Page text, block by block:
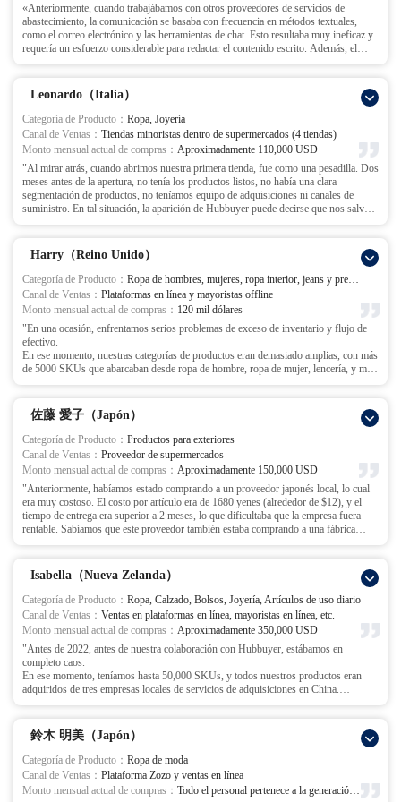
«Anteriormente, cuando trabajábamos con otros proveedores de servicios de
abastecimiento, la comunicación se basaba con frecuencia en métodos textuales,
como el correo electrónico y las herramientas de chat. Esto resultaba muy ineficaz y
requería un esfuerzo considerable para redactar el contenido escrito. Además, el
días, lo que a menudo nos hacía perder los periodos de mayor venta y daba lugar a
índices de rotación de inventario muy bajos.
Desde que nos asociamos con Hubbuyer, ahora discutimos los asuntos complejos
directamente por teléfono o Zoom con su equipo, resolviendo los problemas de
forma conjunta. Esto ha mejorado significativamente la eficiencia de la comunicación
y la velocidad de procesamiento de los pedidos. Gracias a la estrecha colaboración
con Hubbuyer, el tiempo de entrega desde que realizamos el pedido hasta su envío
se ha reducido a entre 5 y 7 días. La rotación de inventario y la utilización del capital
se han triplicado, lo que ha aliviado sustancialmente nuestras necesidades de
financiación operativa. Nuestra colaboración con Hubbuyer se ha prolongado
constante. Esperamos mantener una colaboración duradera con Hubbuyer.
Leonardo（Italia）
Categoría de Producto： Ropa, Joyería
Canal de Ventas： Tiendas minoristas dentro de supermercados (4 tiendas)
Monto mensual actual de compras： Aproximadamente 110,000 USD
"Al mirar atrás, cuando abrimos nuestra primera tienda, fue como una pesadilla. Dos
meses antes de la apertura, no tenía los productos listos, no había una clara
segmentación de productos, no teníamos equipo de adquisiciones ni canales de
suministro. En tal situación, la aparición de Hubbuyer puede decirse que nos salvó.
plazos. Como no tenía un equipo de selección de productos, ellos también
estuvieron dispuestos a ayudar con el proceso de selección.
El objetivo fue fijado para mujeres jóvenes de alrededor de 20 años, con 1000
SKUs de ropa y joyería, con 20 unidades por SKU para ventas de prueba. También
establecimos estándares de inspección y plazos de envío.
Tiempo de selección de productos: 5 días
Comunicación con los fabricantes, adquisiciones, inspección, reemplazo de OPP,
etiquetas, etiquetas de lavado, pegatinas, servicios de optimización de productos y
envío: 20 días
Un total de no más de 25 días para enviar todos los productos a tiempo para la
productos, el equipo seguía comunicándose conmigo, trabajando horas extra hasta
las 10 PM o incluso más tarde cada día para finalizar los 1000 SKUs. De hecho, lo
completaron en solo 5 días, lo que aumentó enormemente mi confianza.
Inicialmente, pensé que definitivamente íbamos a retrasar la apertura, pero como el
equipo de Hubbuyer lo dio todo, terminaron todo el envío 10 días antes. Todos los
productos llegaron a tiempo y la apertura fue un éxito.
Más tarde, seguí el consejo de Hubbuyer y contraté un selector de productos
profesional para coordinar con su equipo. Nuestra cooperación con Hubbuyer se
volvió cada vez más fluida, y expandimos nuestra operación de 1 tienda a 4 tiendas.
Ellos son como un departamento profesional de adquisiciones local en China para
Harry（Reino Unido）
Categoría de Producto： Ropa de hombres, mujeres, ropa interior, jeans y prendas
Canal de Ventas： Plataformas en línea y mayoristas offline
Monto mensual actual de compras： 120 mil dólares
"En una ocasión, enfrentamos serios problemas de exceso de inventario y flujo de
efectivo.
En ese momento, nuestras categorías de productos eran demasiado amplias, con más
de 5000 SKUs que abarcaban desde ropa de hombre, ropa de mujer, lencería, y más.
línea.
El punto de inflexión llegó en una exposición, donde tuvimos el privilegio de
conocer al equipo de Hubbuyer. Después de la exposición, visitamos su empresa.
Después de entender nuestra situación, no nos apresuraron a hacer pedidos a ciegas;
en cambio, se tomaron el tiempo para ayudarnos a reevaluar nuestra situación actual.
Hicieron una sugerencia valiosa: 'En lugar de ser amplios y generales, es mejor
enfocarse en una categoría central, refinarla y construir una marca para esa categoría.
Luego, usa el efecto de marca para impulsar otras categorías.' Después de esta
discusión, decidimos concentrar todos nuestros recursos en los jeans.
Esta decisión resultó ser la correcta.
continuamente telas, diseños y procesos de producción. Nuestros costos generales
se redujeron en un 30%, lo que nos permitió crear un producto de marca con nuestra
propia competitividad central.
Ahora, hemos logrado entrar en el top cinco de la categoría de jeans en una gran
plataforma en línea, y nuestro negocio mayorista offline también ha experimentado
un crecimiento constante. Hubbuyer no es solo un proveedor; son un socio que ha
trabajado junto a nosotros, enfrentando desafíos juntos y ayudándonos a superar las
dificultades."
佐藤 愛子（Japón）
Categoría de Producto： Productos para exteriores
Canal de Ventas： Proveedor de supermercados
Monto mensual actual de compras： Aproximadamente 150,000 USD
"Anteriormente, habíamos estado comprando a un proveedor japonés local, lo cual
era muy costoso. El costo por artículo era de 1680 yenes (alrededor de $12), y el
tiempo de entrega era superior a 2 meses, lo que dificultaba que la empresa fuera
rentable. Sabíamos que este proveedor también estaba comprando a una fábrica
En nuestra comunicación, describí las necesidades de desarrollo de productos y las
cantidades pre-pedido basadas en imágenes de productos, y dos días después,
Hubbuyer me presentó una cotización con un precio ex-fábrica de $5.20 por
artículo.
¡Me sorprendí! El precio ex-fábrica era menos de la mitad del precio original.
Con los consejos y el completo apoyo de Hubbuyer durante todo el proceso,
recibimos rápidamente muestras de productos y el primer lote de productos
fabricados por la fábrica, y la calidad cumplió con nuestros estándares.
Los resultados fueron inmediatos. ¡El mismo producto de calidad, con el precio de
adquisición bajando de $12 a $5.20! Esto aliviaba significativamente la presión de
amistad dure para siempre!"
Isabella（Nueva Zelanda）
Categoría de Producto： Ropa, Calzado, Bolsos, Joyería, Artículos de uso diario
Canal de Ventas： Ventas en plataformas en línea, mayoristas en línea, etc.
Monto mensual actual de compras： Aproximadamente 350,000 USD
"Antes de 2022, antes de nuestra colaboración con Hubbuyer, estábamos en
completo caos.
En ese momento, teníamos hasta 50,000 SKUs, y todos nuestros productos eran
adquiridos de tres empresas locales de servicios de adquisiciones en China.
los números de envío y compilar estadísticas.
Esto llevaba a una eficiencia muy baja, una alta tasa de errores y costos laborales
excesivos. Nuestro departamento de adquisiciones solo tenía 12 personas, y
sumando al personal de inspección y almacén, el total era de más de 20 personas.
Luego, a través de la recomendación de un amigo, comenzamos a trabajar con
Hubbuyer. Fue entonces cuando nos presentaron su sistema de adquisiciones
鈴木 明美（Japón）
Categoría de Producto： Ropa de moda
Canal de Ventas： Plataforma Zozo y ventas en línea
Monto mensual actual de compras： Todo el personal pertenece a la generación Z, sistema de trabajo remoto distribuido